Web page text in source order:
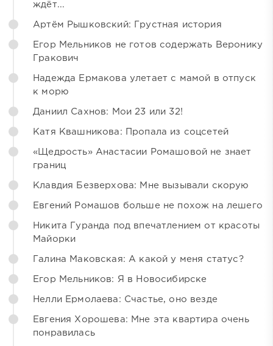
ждёт...
Артём Рышковский: Грустная история
Егор Мельников не готов содержать Веронику
Гракович
Надежда Ермакова улетает с мамой в отпуск
к морю
Даниил Сахнов: Мои 23 или 32!
Катя Квашникова: Пропала из соцсетей
«Щедрость» Анастасии Ромашовой не знает
границ
Клавдия Безверхова: Мне вызывали скорую
Евгений Ромашов больше не похож на лешего
Никита Гуранда под впечатлением от красоты
Майорки
Галина Маковская: А какой у меня статус?
Егор Мельников: Я в Новосибирске
Нелли Ермолаева: Счастье, оно везде
Евгения Хорошева: Мне эта квартира очень
понравилась